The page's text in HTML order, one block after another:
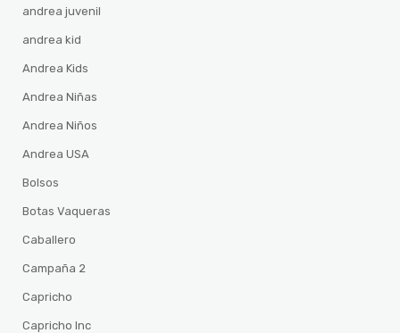
andrea juvenil
andrea kid
Andrea Kids
Andrea Niñas
Andrea Niños
Andrea USA
Bolsos
Botas Vaqueras
Caballero
Campaña 2
Capricho
Capricho Inc